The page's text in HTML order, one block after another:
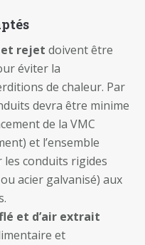
et rejet doivent être
éviter la
de chaleur. Par
devra être minime
de la VMC
et l’ensemble
les conduits rigides
acier galvanisé) aux
et d’air extrait
et